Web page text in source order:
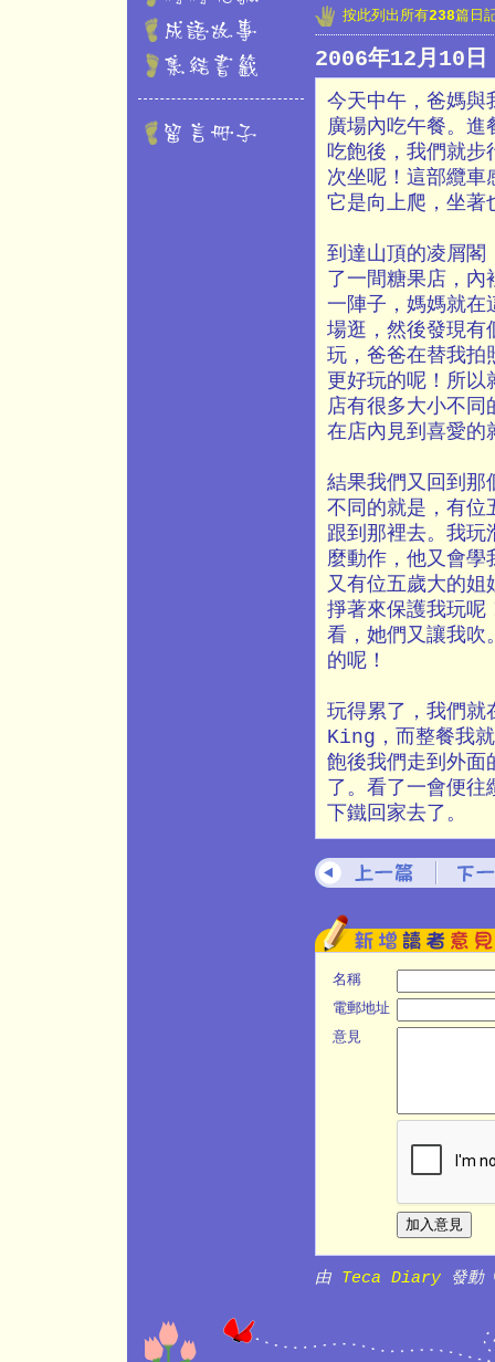
按此列出所有238篇日
2006年12月10
今天中午，爸媽與
廣場內吃午餐。
吃飽後，我們就步
次坐呢！這部纜車
它是向上爬，坐著
到達山頂的凌屑閣
了一間糖果店，內
一陣子，媽媽就在
場逛，然後發現有
玩，爸爸在替我拍
更好玩的呢！所以
店有很多大小不
在店內見到喜愛的
結果我們又回到那
不同的就是，有位
跟到那裡去。我玩
麼動作，他又會學
又有位五歲大的
掙著來保護我玩呢
看，她們又讓我吹
的呢！
玩得累了，我們
King，而整餐我
飽後我們走到外面
了。看了一會便往
下鐵回家去了。
名稱
電郵地址
意見
由 Teca Diary 發